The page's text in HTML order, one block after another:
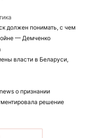
должен понимать, с чем
— Демченко
власти в Беларуси,
о признании
решение